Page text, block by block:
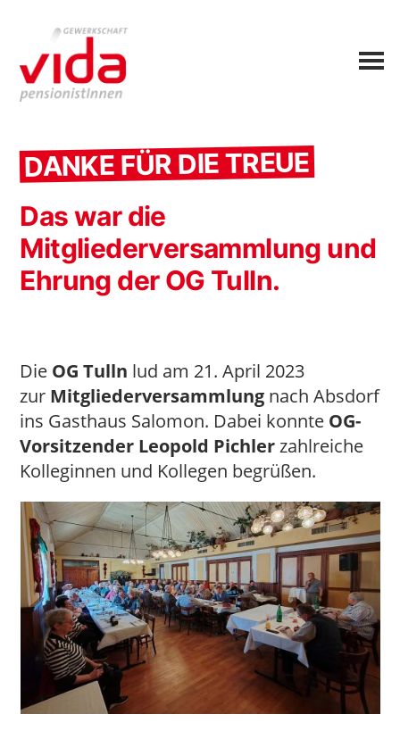
DANKE FÜR DIE TREUE
Das war die
Mitgliederversammlung und
Ehrung der OG Tulln.
Die OG Tulln lud am 21. April 2023
zur Mitgliederversammlung nach Absdorf
ins Gasthaus Salomon. Dabei konnte OG-
Vorsitzender Leopold Pichlerzahlreiche
Kolleginnen und Kollegen begrüßen.